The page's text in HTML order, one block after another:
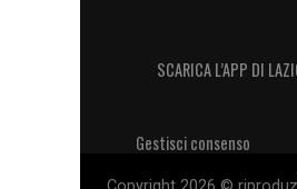
SCARICA L’APP DI
Gestisci consenso